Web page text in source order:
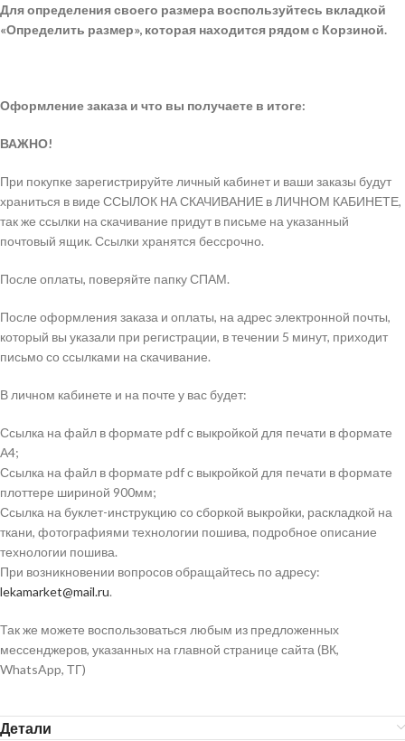
Для определения своего размера воспользуйтесь вкладкой
«Определить размер», которая находится рядом с Корзиной.
Оформление заказа и что вы получаете в итоге:
ВАЖНО!
При покупке зарегистрируйте личный кабинет и ваши заказы будут
храниться в виде ССЫЛОК НА СКАЧИВАНИЕ в ЛИЧНОМ КАБИНЕТЕ,
так же ссылки на скачивание придут в письме на указанный
почтовый ящик. Ссылки хранятся бессрочно.
После оплаты, поверяйте папку СПАМ.
После оформления заказа и оплаты, на адрес электронной почты,
который вы указали при регистрации, в течении 5 минут, приходит
письмо со ссылками на скачивание.
В личном кабинете и на почте у вас будет:
Ссылка на файл в формате pdf с выкройкой для печати в формате
А4;
Ссылка на файл в формате pdf с выкройкой для печати в формате
плоттере шириной 900мм;
Ссылка на буклет-инструкцию со сборкой выкройки, раскладкой на
ткани, фотографиями технологии пошива, подробное описание
технологии пошива.
При возникновении вопросов обращайтесь по адресу:
lekamarket@mail.ru.
Так же можете воспользоваться любым из предложенных
мессенджеров, указанных на главной странице сайта (ВК,
WhatsApp, ТГ)
Детали